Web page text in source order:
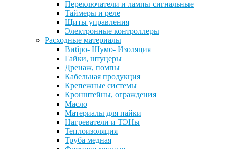
Переключатели и лампы сигнальные
Таймеры и реле
Щиты управления
Электронные контроллеры
Расходные материалы
Вибро- Шумо- Изоляция
Гайки, штуцеры
Дренаж, помпы
Кабельная продукция
Крепежные системы
Кронштейны, ограждения
Масло
Материалы для пайки
Нагреватели и ТЭНы
Теплоизоляция
Труба медная